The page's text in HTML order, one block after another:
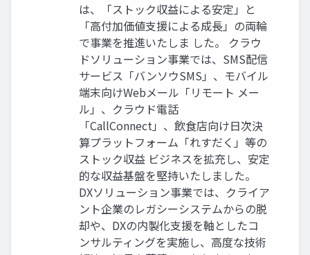
は、「ストック収益による安定」と
「高付加価値支援による成長」の両輪
で事業を推進いたしま した。 クラウ
ドソリューション事業では、SMS配信
サービス「バンソウSMS」、モバイル
端末向けWebメール「リモート メー
ル」、クラウド電話
「CallConnect」、飲食店向け日次決
算プラットフォーム「れすだく」等の
ストック収益 ビジネスを拡充し、安定
的な収益基盤を堅持いたしました。
DXソリューション事業では、クライア
ント企業のレガシーシステムからの脱
却や、DXの内製化支援を軸としたコ
ンサルティングを実施し、高度な技術